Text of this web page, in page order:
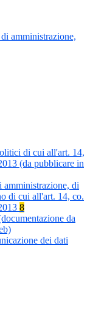
amministrazione,
di cui all'art. 14,
(da pubblicare in
di
di cui all'art. 14, co.
8
da
dei dati